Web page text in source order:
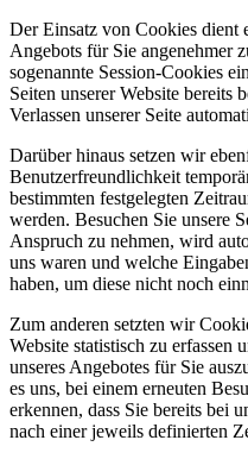
Der Einsatz von Cookies dient
Angebots für Sie angenehmer
sogenannte Session-Cookies
Seiten unserer Website bereits
Verlassen unserer Seite
Darüber hinaus setzen wir
Benutzerfreundlichkeit
bestimmten festgelegten
werden. Besuchen Sie unsere
Anspruch zu nehmen, wird
uns waren und welche
haben, um diese nicht noch
Zum anderen setzten wir
Website statistisch zu
unseres Angebotes für Sie
es uns, bei einem erneuten
erkennen, dass Sie bereits bei
nach einer jeweils definierten